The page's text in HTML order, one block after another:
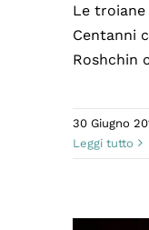
Le
Centanni
Roshchin
30 Giugno
Leggi tutto